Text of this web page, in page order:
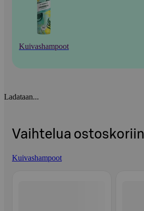
Kuivashampoot
Ladataan...
Vaihtelua ostoskoriin
Kuivashampoot